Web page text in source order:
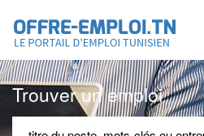
Trouver un emploi